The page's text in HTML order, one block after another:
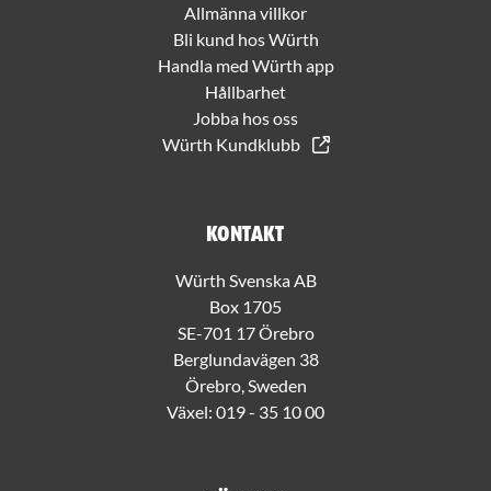
Allmänna villkor
Bli kund hos Würth
Handla med Würth app
Hållbarhet
Jobba hos oss
Würth Kundklubb
Kontakt
Würth Svenska AB
Box 1705
SE-701 17 Örebro
Berglundavägen 38
Örebro, Sweden
Växel: 019 - 35 10 00